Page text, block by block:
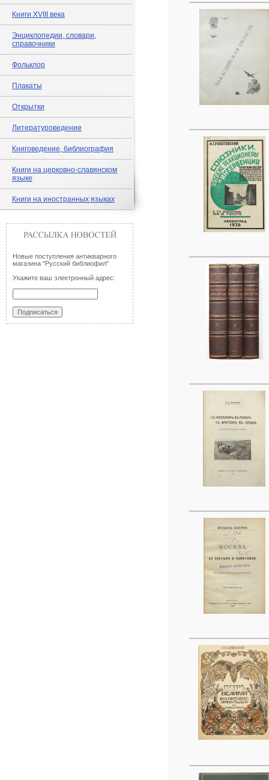
Книги XVIII века
Энциклопедии, словари,
справочники
Фольклор
Плакаты
Открытки
Литературоведение
Книговедение, библиография
Книги на церковно-славянском
языке
Книги на иностранных языках
Новые поступления антикварного
магазина "Русский библиофил"
Укажите ваш электронный адрес: